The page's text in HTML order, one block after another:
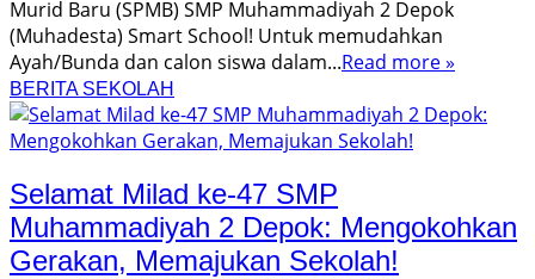
Murid Baru (SPMB) SMP Muhammadiyah 2 Depok
(Muhadesta) Smart School! Untuk memudahkan
Ayah/Bunda dan calon siswa dalam...Read more »
BERITA SEKOLAH
Selamat Milad ke-47 SMP
Muhammadiyah 2 Depok: Mengokohkan
Gerakan, Memajukan Sekolah!